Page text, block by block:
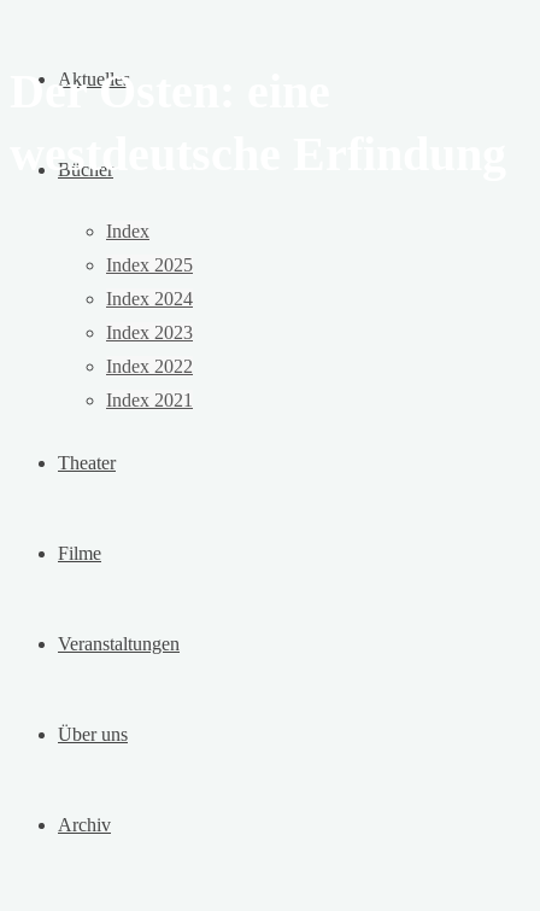
Aktuelles
Bücher
Index
Index 2025
Index 2024
Index 2023
Index 2022
Index 2021
Theater
Filme
Veranstaltungen
Über uns
Archiv
Der Osten: eine
westdeutsche Erfindung